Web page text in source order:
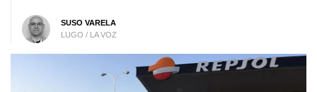
SUSO VARELA
LUGO / LA VOZ